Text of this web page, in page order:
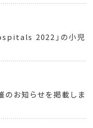
2022」の小児
お知らせを掲載しま